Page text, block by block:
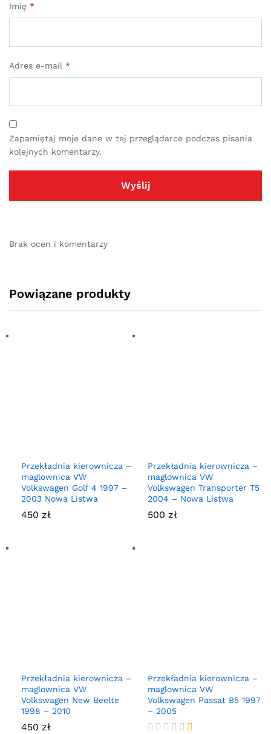
Imię *
Adres e-mail *
Zapamiętaj moje dane w tej przeglądarce podczas pisania
kolejnych komentarzy.
Brak ocen i komentarzy
Powiązane produkty
Przekładnia kierownicza –
maglownica VW
Volkswagen Golf 4 1997 –
2003 Nowa Listwa
450 zł
Przekładnia kierownicza –
maglownica VW
Volkswagen Transporter T5
2004 – Nowa Listwa
500 zł
Przekładnia kierownicza –
maglownica VW
Volkswagen New Beelte
1998 – 2010
450 zł
Przekładnia kierownicza –
maglownica VW
Volkswagen Passat B5 1997
– 2005